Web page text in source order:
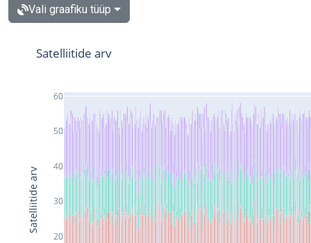
Vali graafiku tüüp
20
30
40
50
60
Satelliitide arv
Satelliitide arv